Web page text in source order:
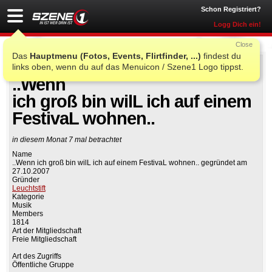
Schon Registriert?
Logg Dich ein!
Das Hauptmenu (Fotos, Events, Flirtfinder, ...) findest du
links oben, wenn du auf das Menuicon / Szene1 Logo tippst.
Close
Gruppe beitreten
Auf Facebook teilen
..Wenn
ich groß bin wilL ich auf einem
FestivaL wohnen..
in diesem Monat 7 mal betrachtet
Name
..Wenn ich groß bin wilL ich auf einem FestivaL wohnen.. gegründet am
27.10.2007
Gründer
Leuchtstift
Kategorie
Musik
Members
1814
Art der Mitgliedschaft
Freie Mitgliedschaft
Art des Zugriffs
Öffentliche Gruppe